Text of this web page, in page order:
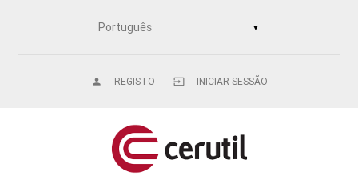
▼
REGISTO
person INICIAR SESSÃO
input